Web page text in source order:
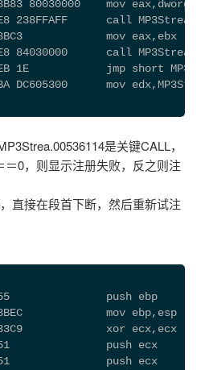
80030000    mov eax,dword
238FFAFF      call
mov eax,ebx
84030000      call
1E            jmp short
DC605300      mov
是关键CALL，
0，则显示注册失败，反之则注
直接在段首下断，然后重新试注
push ebp
mov ebp,esp
xor ecx,ecx
push ecx
push ecx